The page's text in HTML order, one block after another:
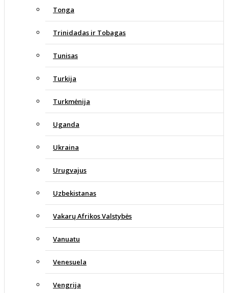
Tonga
Trinidadas ir Tobagas
Tunisas
Turkija
Turkmėnija
Uganda
Ukraina
Urugvajus
Uzbekistanas
Vakarų Afrikos Valstybės
Vanuatu
Venesuela
Vengrija